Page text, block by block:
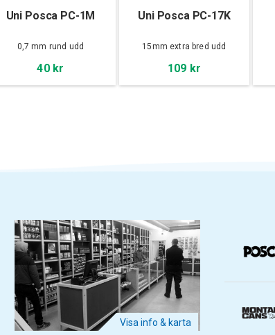
Uni Posca PC-1M
0,7 mm rund udd
40 kr
Uni Posca PC-17K
15mm extra bred udd
109 kr
Visa info & karta